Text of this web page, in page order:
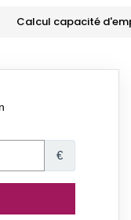
Calcul capacité